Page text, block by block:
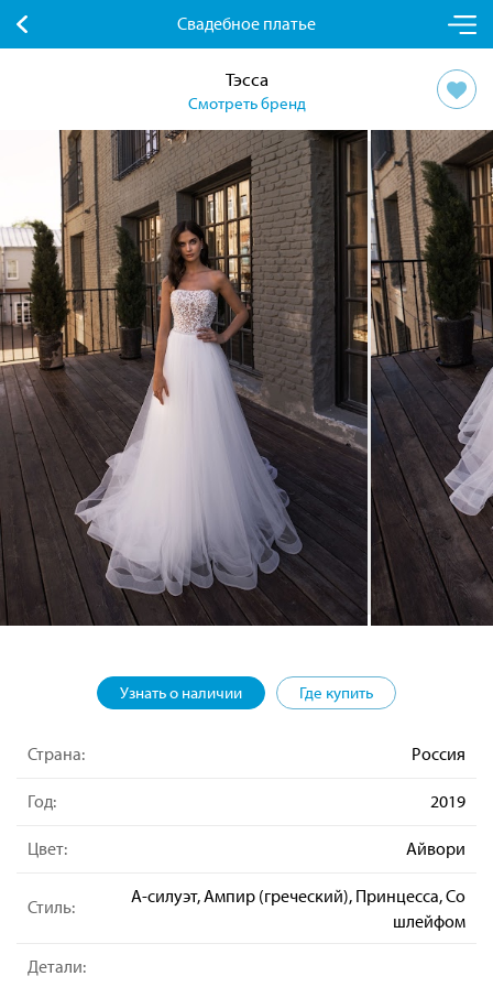
Свадебное платье
Тэсса
Смотреть бренд
Узнать о наличии Где купить
Страна: Россия
Год: 2019
Цвет: Айвори
Стиль:
А-силуэт, Ампир (греческий), Принцесса, Со
шлейфом
Детали: